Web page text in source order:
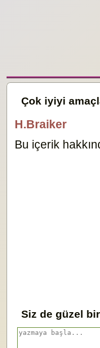
Çok iyiyi
H.Braiker
Bu içerik
Siz de güzel